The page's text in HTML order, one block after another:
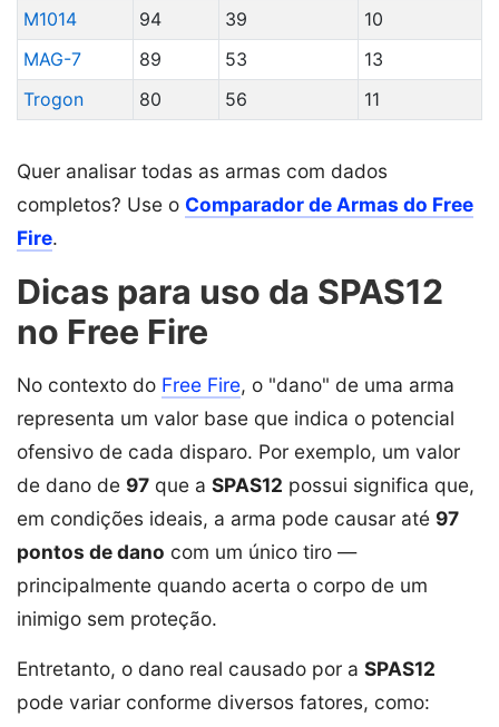
M1014
94 39
10
MAG-7
89 53
13
Trogon
80 56 11
Quer analisar todas as armas com dados
completos? Use o Comparador de Armas do Free
Fire.
Dicas para uso da SPAS12
no Free Fire
No contexto do Free Fire, o "dano" de uma arma
representa um valor base que indica o potencial
ofensivo de cada disparo. Por exemplo, um valor
de dano de 97 que a SPAS12 possui significa que,
em condições ideais, a arma pode causar até 97
pontos de dano com um único tiro —
principalmente quando acerta o corpo de um
inimigo sem proteção.
Entretanto, o dano real causado por a SPAS12
pode variar conforme diversos fatores, como: